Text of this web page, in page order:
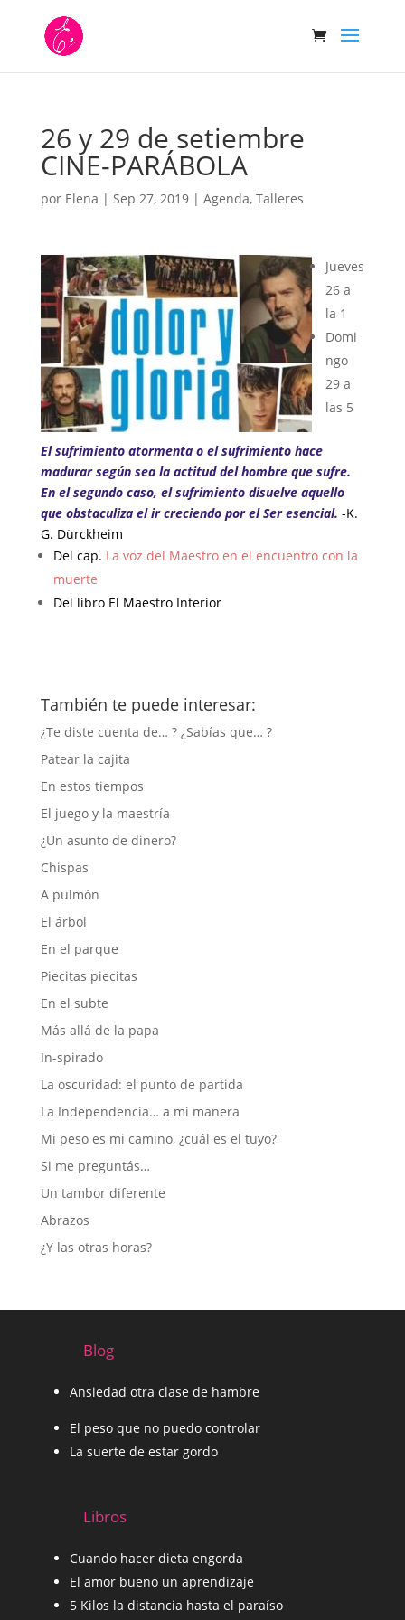
26 y 29 de setiembre
CINE-PARÁBOLA
por Elena | Sep 27, 2019| Agenda, Talleres
Jueves
26 a
la 1
Domi
ngo
29 a
las 5
El sufrimiento atormenta o el sufrimiento hace
madurar según sea la actitud del hombre que sufre.
En el segundo caso, el sufrimiento disuelve aquello
que obstaculiza el ir creciendo por el Ser esencial. -K.
G. Dürckheim
Del cap. La voz del Maestro en el encuentro con la
muerte
Del libro El Maestro Interior
También te puede interesar:
¿Te diste cuenta de… ? ¿Sabías que… ?
Patear la cajita
En estos tiempos
El juego y la maestría
¿Un asunto de dinero?
Chispas
A pulmón
El árbol
En el parque
Piecitas piecitas
En el subte
Más allá de la papa
In-spirado
La oscuridad: el punto de partida
La Independencia… a mi manera
Mi peso es mi camino, ¿cuál es el tuyo?
Si me preguntás…
Un tambor diferente
Abrazos
¿Y las otras horas?
Blog
Ansiedad otra clase de hambre
El peso que no puedo controlar
La suerte de estar gordo
Libros
Cuando hacer dieta engorda
El amor bueno un aprendizaje
5 Kilos la distancia hasta el paraíso